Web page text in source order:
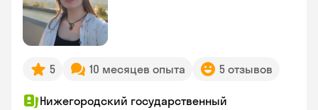
5 10 месяцев опыта 5 отзывов
Нижегородский государственный